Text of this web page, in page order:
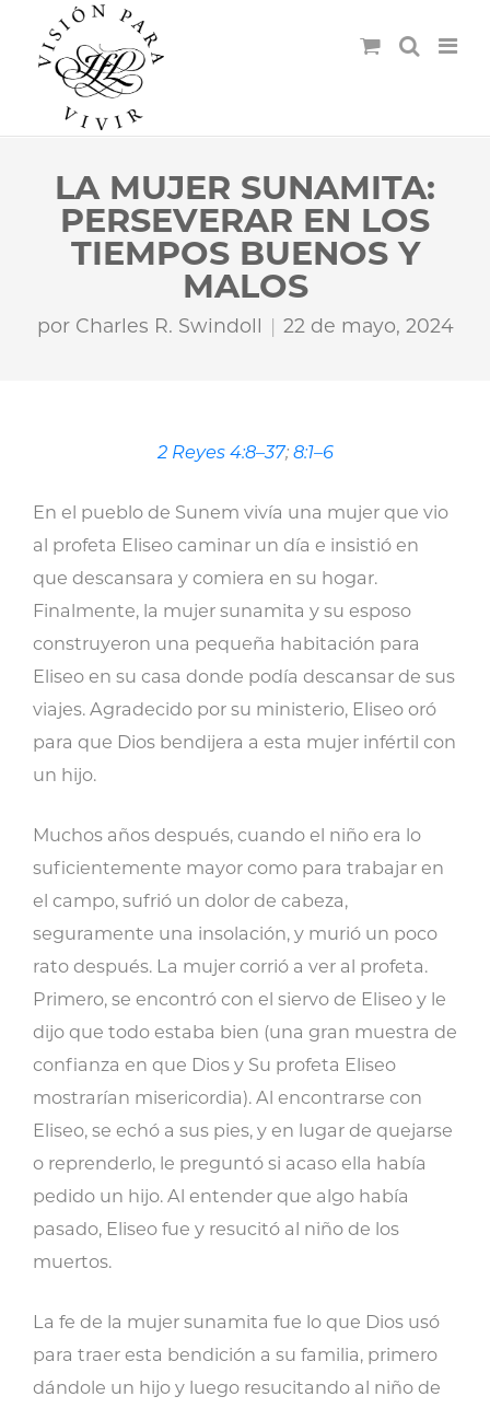
LA MUJER SUNAMITA:
PERSEVERAR EN LOS
TIEMPOS BUENOS Y
MALOS
por Charles R. Swindoll 22 de mayo, 2024
2 Reyes 4:8–37; 8:1–6
En el pueblo de Sunem vivía una mujer que vio
al profeta Eliseo caminar un día e insistió en
que descansara y comiera en su hogar.
Finalmente, la mujer sunamita y su esposo
construyeron una pequeña habitación para
Eliseo en su casa donde podía descansar de sus
viajes. Agradecido por su ministerio, Eliseo oró
para que Dios bendijera a esta mujer infértil con
un hijo.
Muchos años después, cuando el niño era lo
suficientemente mayor como para trabajar en
el campo, sufrió un dolor de cabeza,
seguramente una insolación, y murió un poco
rato después. La mujer corrió a ver al profeta.
Primero, se encontró con el siervo de Eliseo y le
dijo que todo estaba bien (una gran muestra de
confianza en que Dios y Su profeta Eliseo
mostrarían misericordia). Al encontrarse con
Eliseo, se echó a sus pies, y en lugar de quejarse
o reprenderlo, le preguntó si acaso ella había
pedido un hijo. Al entender que algo había
pasado, Eliseo fue y resucitó al niño de los
muertos.
La fe de la mujer sunamita fue lo que Dios usó
para traer esta bendición a su familia, primero
dándole un hijo y luego resucitando al niño de